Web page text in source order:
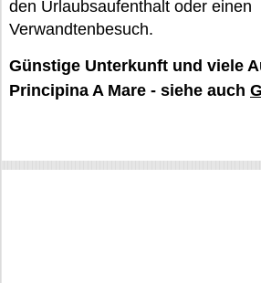
den Urlaubsaufenthalt oder einen
Verwandtenbesuch.
Günstige Unterkunft und viele
Principina A Mare - siehe auch